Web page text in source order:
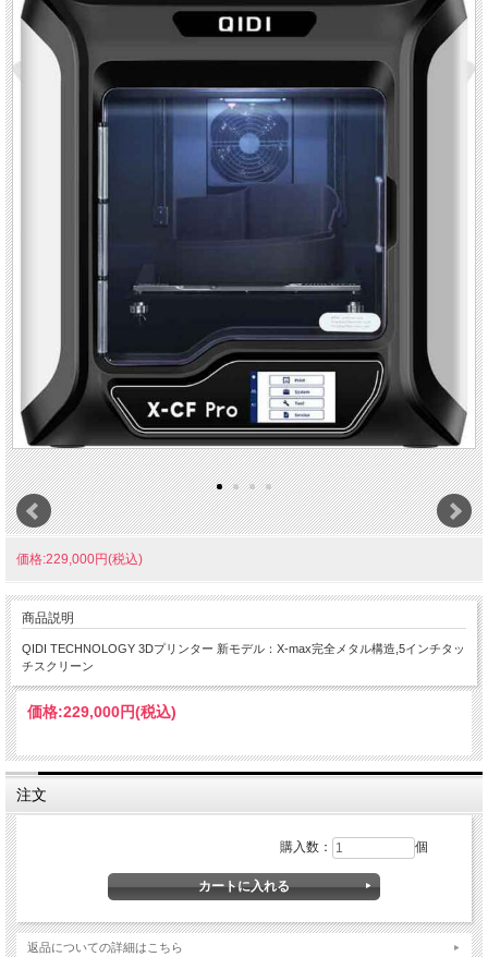
価格:229,000円(税込)
商品説明
QIDI TECHNOLOGY 3Dプリンター 新モデル：X-max完全メタル構造,5インチタッ
チスクリーン
価格:229,000円(税込)
注文
購入数： 個
返品についての詳細はこちら